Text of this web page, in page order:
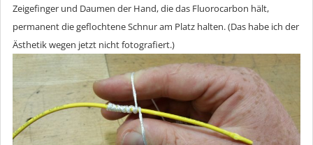
Zeigefinger und Daumen der Hand, die das Fluorocarbon hält,
permanent die geflochtene Schnur am Platz halten. (Das habe ich der
Ästhetik wegen jetzt nicht fotografiert.)